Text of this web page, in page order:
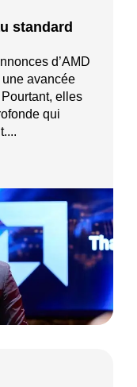
standard
d’AMD
avancée
elles
qui